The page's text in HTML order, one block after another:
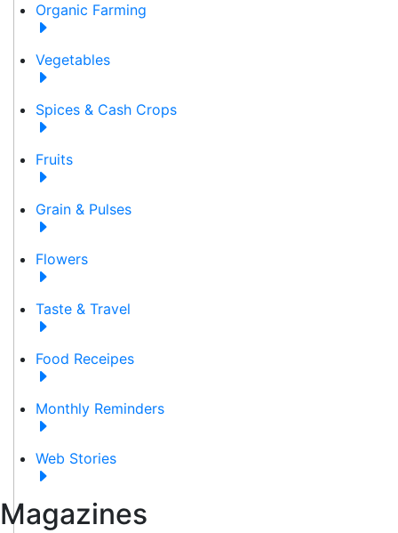
Organic Farming
Vegetables
Spices & Cash Crops
Fruits
Grain & Pulses
Flowers
Taste & Travel
Food Receipes
Monthly Reminders
Web Stories
Magazines